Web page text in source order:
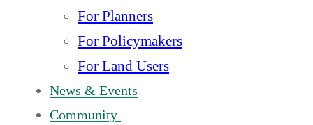
For Planners
For Policymakers
For Land Users
News & Events
Community